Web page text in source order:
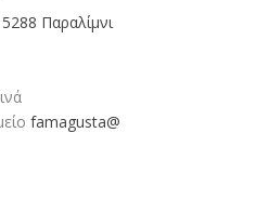
Παραλίμνι
famagusta@